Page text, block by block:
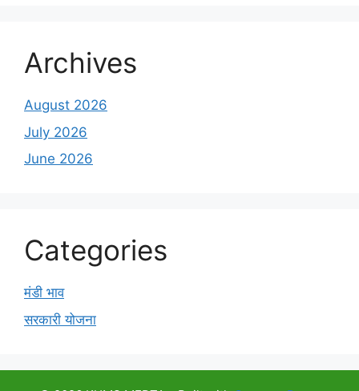
Archives
August 2026
July 2026
June 2026
Categories
मंडी भाव
सरकारी योजना